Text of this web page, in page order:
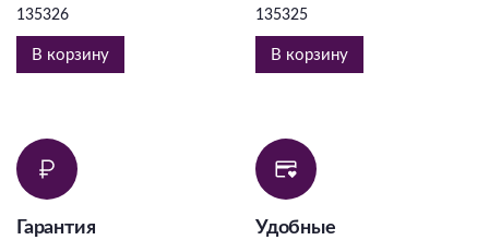
135326
В корзину
135325
В корзину
Гарантия
Удобные